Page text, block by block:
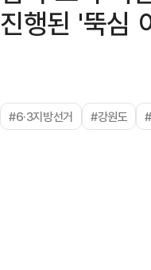
진행된 '뚝심
#6·3지방선거 #강원도